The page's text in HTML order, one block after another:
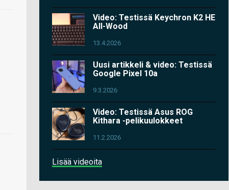
Video: Testissä Keychron K2 HE
All-Wood
13.4.2026
Uusi artikkeli & video: Testissä
Google Pixel 10a
9.3.2026
Video: Testissä Asus ROG
Kithara -pelikuulokkeet
11.2.2026
Lisää videoita